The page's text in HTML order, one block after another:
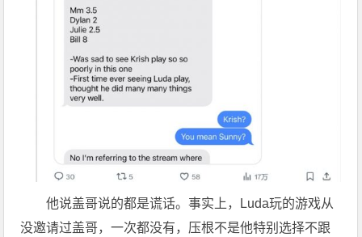
他说盖哥说的都是谎话。事实上，Luda玩的游戏从
没邀请过盖哥，一次都没有，压根不是他特别选择不跟